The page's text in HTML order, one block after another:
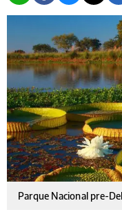
Parque Nacional pre-